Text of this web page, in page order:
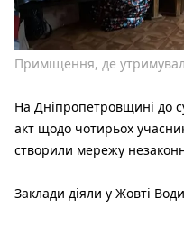
Приміщення, де
На Дніпропетровщині до
акт щодо чотирьох
створили мережу
Заклади діяли у Жовті